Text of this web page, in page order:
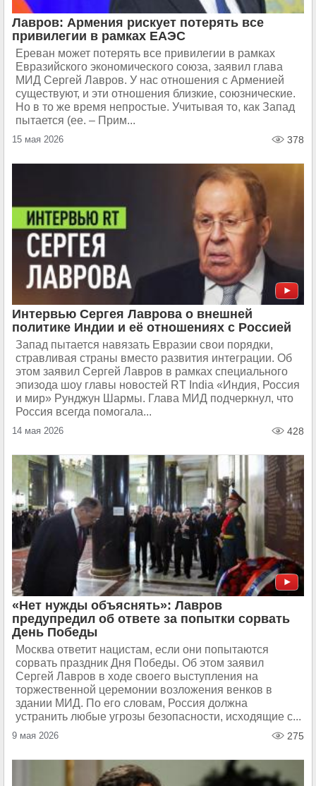
Лавров: Армения рискует потерять все
привилегии в рамках ЕАЭС
Ереван может потерять все привилегии в рамках
Евразийского экономического союза, заявил глава
МИД Сергей Лавров. У нас отношения с Арменией
существуют, и эти отношения близкие, союзнические.
Но в то же время непростые. Учитывая то, как Запад
пытается (ее. – Прим...
15 мая 2026 378
Интервью Сергея Лаврова о внешней
политике Индии и её отношениях с Россией
Запад пытается навязать Евразии свои порядки,
стравливая страны вместо развития интеграции. Об
этом заявил Сергей Лавров в рамках специального
эпизода шоу главы новостей RT India «Индия, Россия
и мир» Рунджун Шармы. Глава МИД подчеркнул, что
Россия всегда помогала...
14 мая 2026 428
«Нет нужды объяснять»: Лавров
предупредил об ответе за попытки сорвать
День Победы
Москва ответит нацистам, если они попытаются
сорвать праздник Дня Победы. Об этом заявил
Сергей Лавров в ходе своего выступления на
торжественной церемонии возложения венков в
здании МИД. По его словам, Россия должна
устранить любые угрозы безопасности, исходящие с...
9 мая 2026 275